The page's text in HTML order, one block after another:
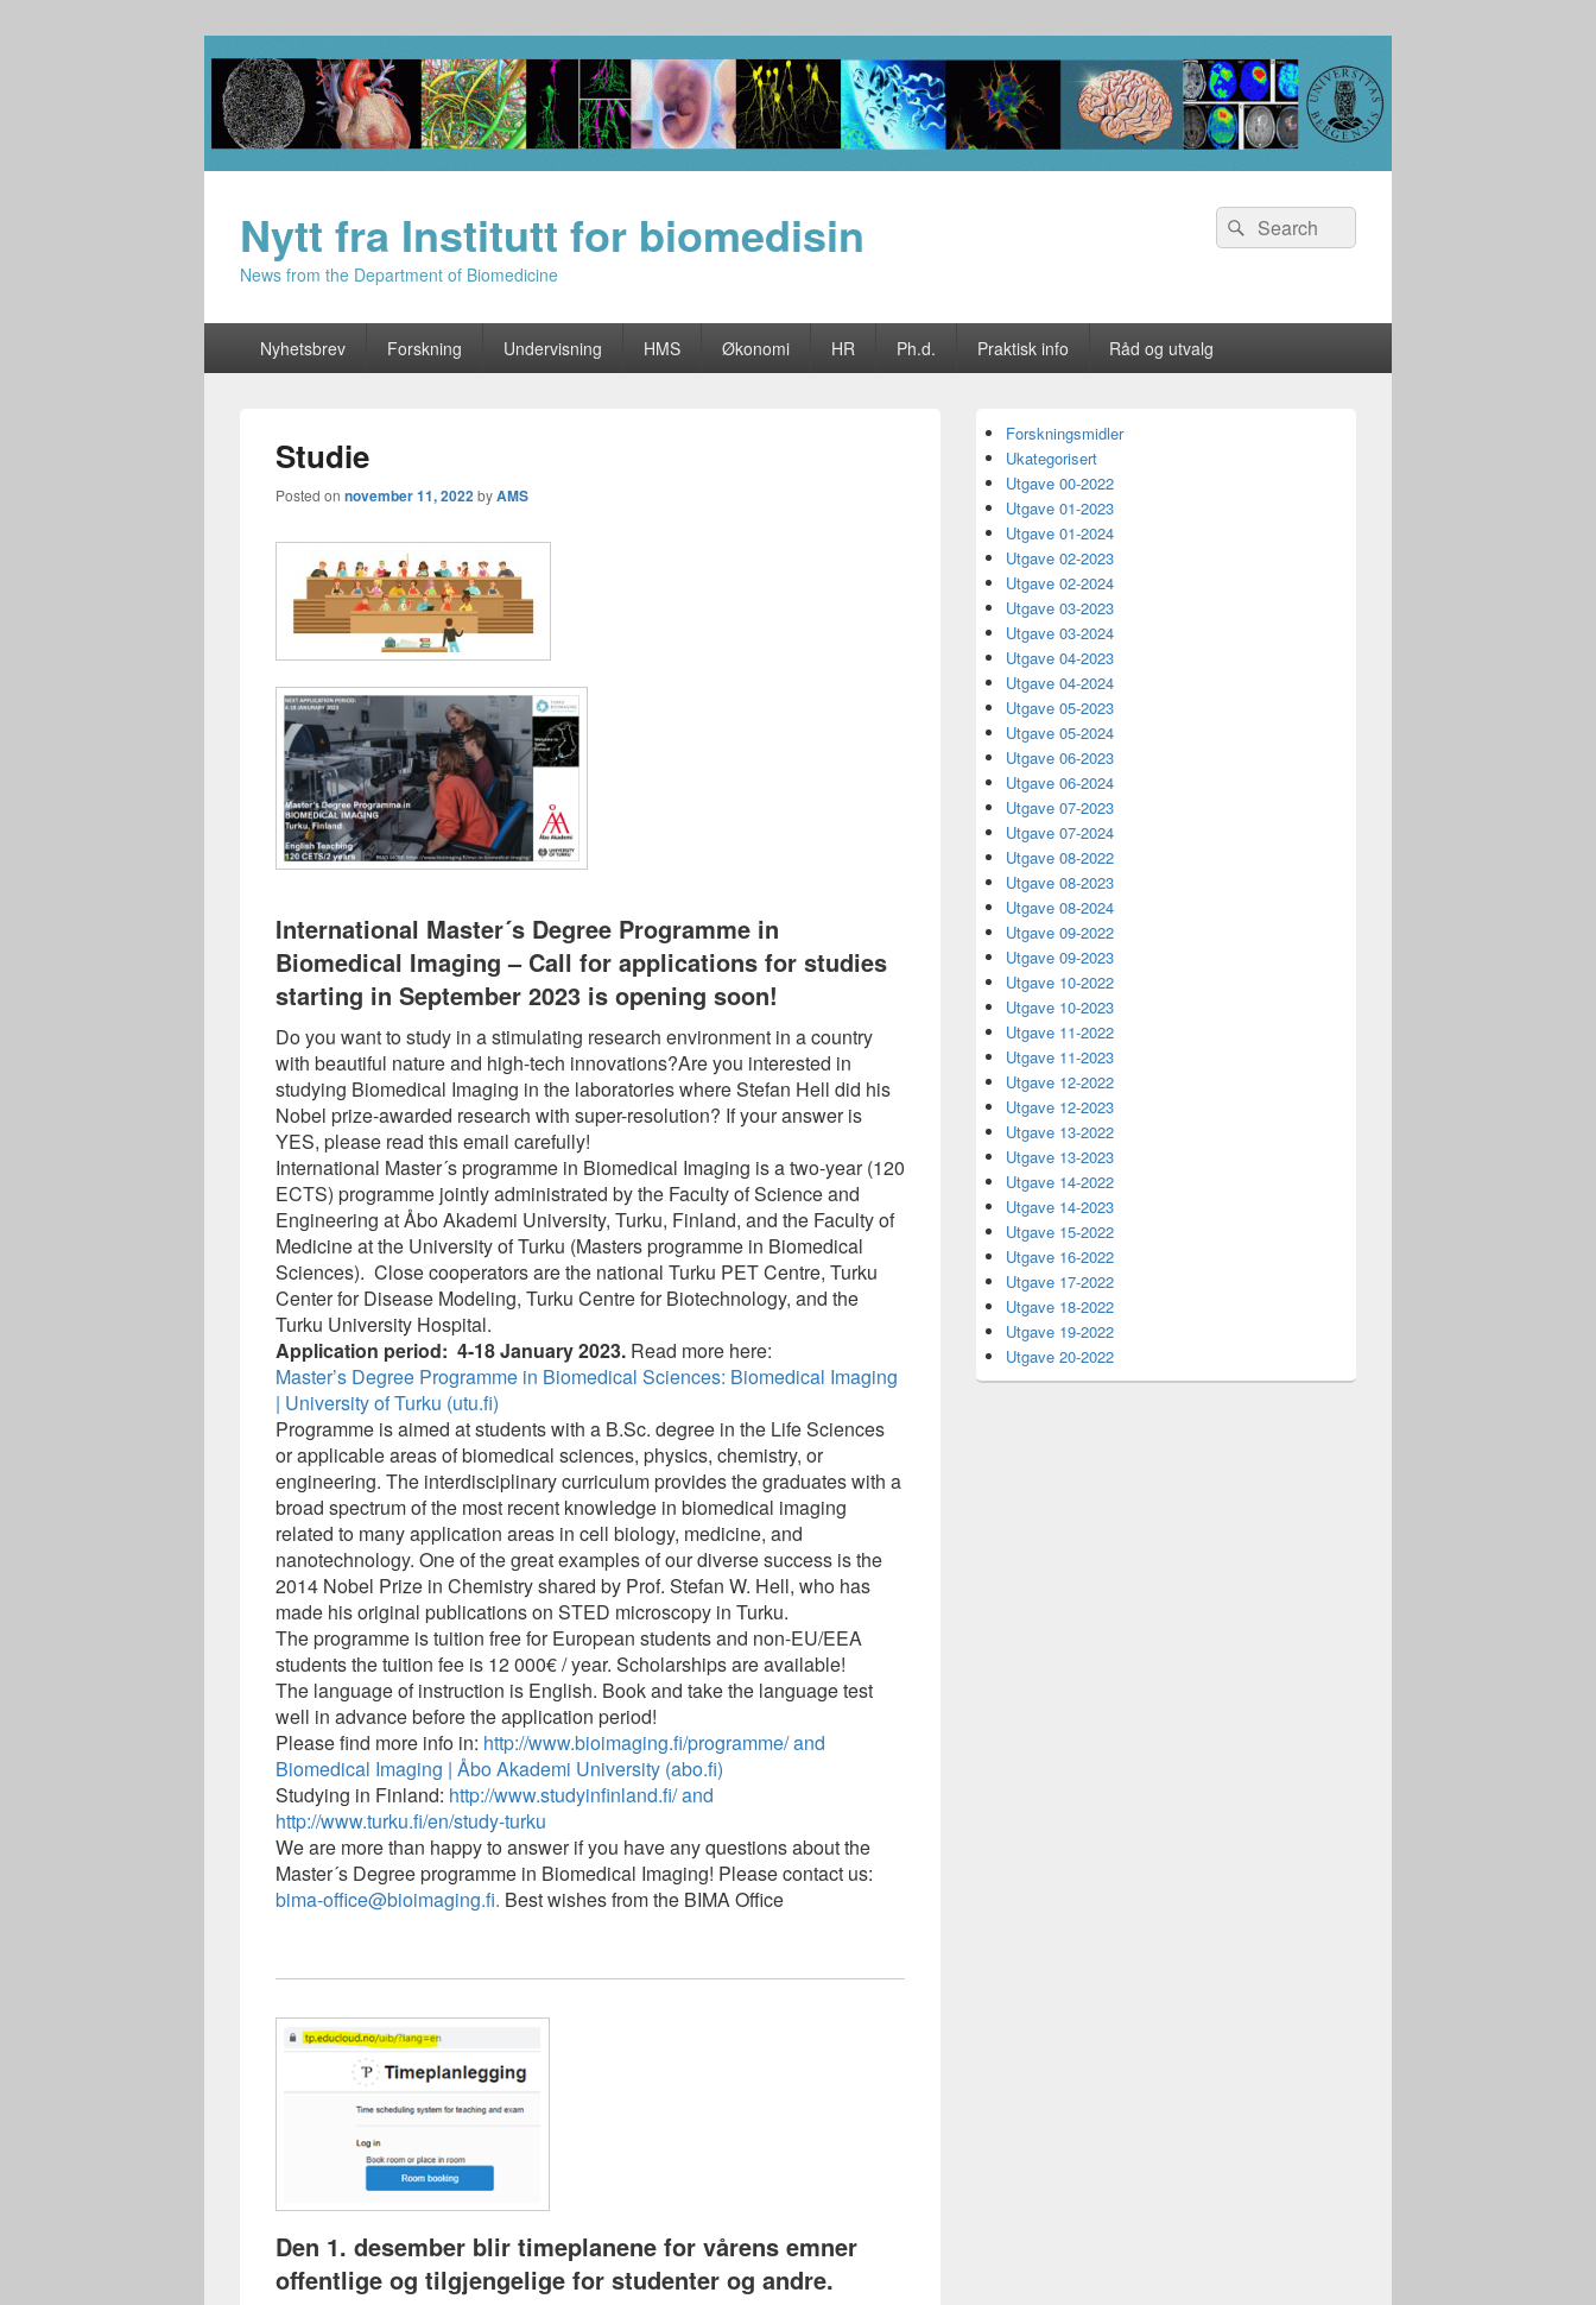
Nytt fra Institutt for biomedisin
News from the Department of Biomedicine
Search
for:
Search
Nyhetsbrev Forskning Undervisning HMS Økonomi HR Ph.d. Praktisk info Råd og utvalg
Studie
Posted on november 11, 2022byAMS
International Master´s Degree Programme in
Biomedical Imaging – Call for applications for studies
starting in September 2023 is opening soon!
Do you want to study in a stimulating research environment in a country
with beautiful nature and high-tech innovations?Are you interested in
studying Biomedical Imaging in the laboratories where Stefan Hell did his
Nobel prize-awarded research with super-resolution? If your answer is
YES, please read this email carefully!
International Master´s programme in Biomedical Imaging is a two-year (120
ECTS) programme jointly administrated by the Faculty of Science and
Engineering at Åbo Akademi University, Turku, Finland, and the Faculty of
Medicine at the University of Turku (Masters programme in Biomedical
Sciences). Close cooperators are the national Turku PET Centre, Turku
Center for Disease Modeling, Turku Centre for Biotechnology, and the
Turku University Hospital.
Application period: 4-18 January 2023. Read more here:
Master’s Degree Programme in Biomedical Sciences: Biomedical Imaging
| University of Turku (utu.fi)
Programme is aimed at students with a B.Sc. degree in the Life Sciences
or applicable areas of biomedical sciences, physics, chemistry, or
engineering. The interdisciplinary curriculum provides the graduates with a
broad spectrum of the most recent knowledge in biomedical imaging
related to many application areas in cell biology, medicine, and
nanotechnology. One of the great examples of our diverse success is the
2014 Nobel Prize in Chemistry shared by Prof. Stefan W. Hell, who has
made his original publications on STED microscopy in Turku.
The programme is tuition free for European students and non-EU/EEA
students the tuition fee is 12 000€ / year. Scholarships are available!
The language of instruction is English. Book and take the language test
well in advance before the application period!
Please find more info in: http://www.bioimaging.fi/programme/and
Biomedical Imaging | Åbo Akademi University (abo.fi)
Studying in Finland: http://www.studyinfinland.fi/ and
http://www.turku.fi/en/study-turku
We are more than happy to answer if you have any questions about the
Master´s Degree programme in Biomedical Imaging! Please contact us:
bima-office@bioimaging.fi. Best wishes from the BIMA Office
Den 1. desember blir timeplanene for vårens emner
offentlige og tilgjengelige for studenter og andre.
Sidebar
Widget
Area
Forskningsmidler
Ukategorisert
Utgave 00-2022
Utgave 01-2023
Utgave 01-2024
Utgave 02-2023
Utgave 02-2024
Utgave 03-2023
Utgave 03-2024
Utgave 04-2023
Utgave 04-2024
Utgave 05-2023
Utgave 05-2024
Utgave 06-2023
Utgave 06-2024
Utgave 07-2023
Utgave 07-2024
Utgave 08-2022
Utgave 08-2023
Utgave 08-2024
Utgave 09-2022
Utgave 09-2023
Utgave 10-2022
Utgave 10-2023
Utgave 11-2022
Utgave 11-2023
Utgave 12-2022
Utgave 12-2023
Utgave 13-2022
Utgave 13-2023
Utgave 14-2022
Utgave 14-2023
Utgave 15-2022
Utgave 16-2022
Utgave 17-2022
Utgave 18-2022
Utgave 19-2022
Utgave 20-2022